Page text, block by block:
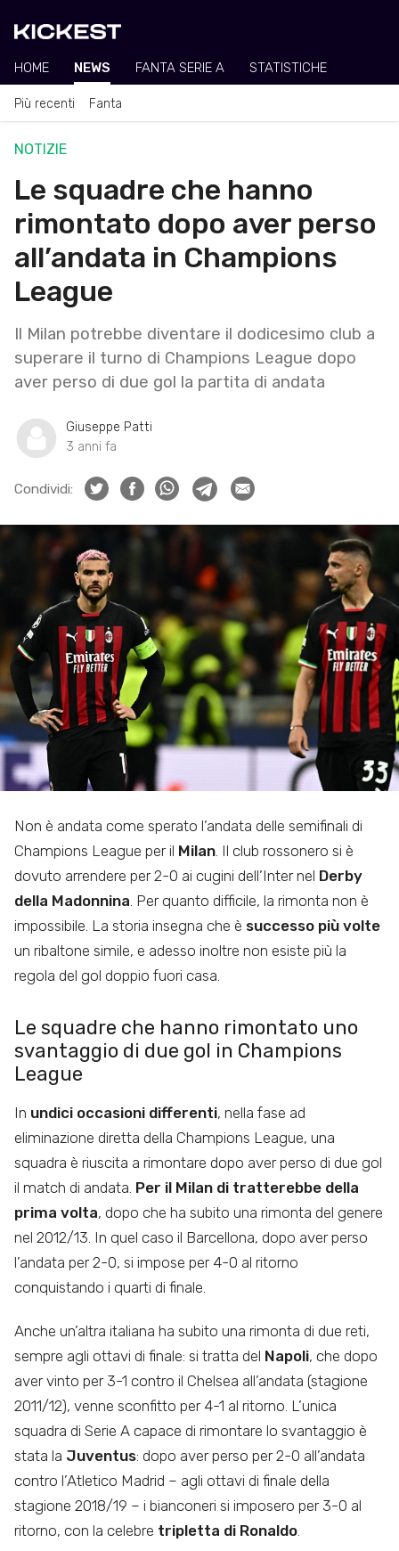
HOME NEWS FANTA SERIE A STATISTICHE
Più recenti Fanta
NOTIZIE
Le squadre che hanno
rimontato dopo aver perso
all’andata in Champions
League
Il Milan potrebbe diventare il dodicesimo club a
superare il turno di Champions League dopo
aver perso di due gol la partita di andata
Giuseppe Patti
3 anni fa
Condividi:
Non è andata come sperato l’andata delle semifinali di
Champions League per il Milan. Il club rossonero si è
dovuto arrendere per 2-0 ai cugini dell’Inter nel Derby
della Madonnina. Per quanto difficile, la rimonta non è
impossibile. La storia insegna che è successo più volte
un ribaltone simile, e adesso inoltre non esiste più la
regola del gol doppio fuori casa.
Le squadre che hanno rimontato uno
svantaggio di due gol in Champions
League
In undici occasioni differenti, nella fase ad
eliminazione diretta della Champions League, una
squadra è riuscita a rimontare dopo aver perso di due gol
il match di andata. Per il Milan di tratterebbe della
prima volta, dopo che ha subito una rimonta del genere
nel 2012/13. In quel caso il Barcellona, dopo aver perso
l’andata per 2-0, si impose per 4-0 al ritorno
conquistando i quarti di finale.
Anche un’altra italiana ha subito una rimonta di due reti,
sempre agli ottavi di finale: si tratta del Napoli, che dopo
aver vinto per 3-1 contro il Chelsea all’andata (stagione
2011/12), venne sconfitto per 4-1 al ritorno. L’unica
squadra di Serie A capace di rimontare lo svantaggio è
stata la Juventus: dopo aver perso per 2-0 all’andata
contro l’Atletico Madrid – agli ottavi di finale della
stagione 2018/19 – i bianconeri si imposero per 3-0 al
ritorno, con la celebre tripletta di Ronaldo